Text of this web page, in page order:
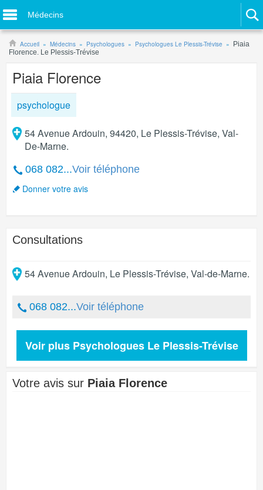
Médecins
Accueil Médecins Psychologues Psychologues Le Plessis-Trévise
Piaia
Florence. Le Plessis-Trévise
Piaia Florence
psychologue
54 Avenue Ardouin, 94420, Le Plessis-Trévise, Val-
De-Marne.
068 082...Voir téléphone
Donner votre avis
Consultations
54 Avenue Ardouin, Le Plessis-Trévise, Val-de-Marne.
068 082...Voir téléphone
Voir plus Psychologues Le Plessis-Trévise
Votre avis sur Piaia Florence